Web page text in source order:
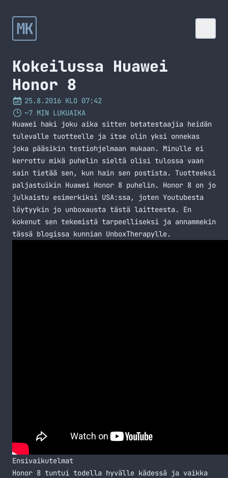
MK
Kokeilussa Huawei
Honor 8
25.8.2016 KLO 07:42
~7 MIN LUKUAIKA
Huawei haki joku aika sitten betatestaajia heidän
tulevalle tuotteelle ja itse olin yksi onnekas
joka pääsikin testiohjelmaan mukaan. Minulle ei
kerrottu mikä puhelin sieltä olisi tulossa vaan
sain tietää sen, kun hain sen postista. Tuotteeksi
paljastuikin Huawei Honor 8 puhelin. Honor 8 on jo
julkaistu esimerkiksi USA:ssa, joten Youtubesta
löytyykin jo unboxausta tästä laitteesta. En
kokenut sen tekemistä tarpeelliseksi ja annammekin
tässä blogissa kunnian UnboxTherapylle.
Ensivaikutelmat
Honor 8 tuntui todella hyvälle kädessä ja vaikka